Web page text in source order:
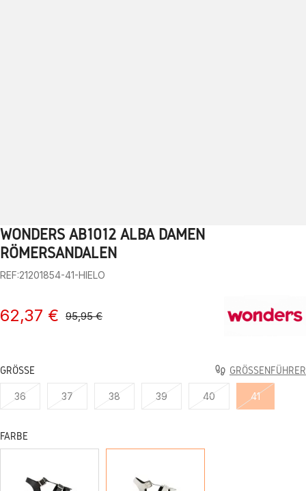
1 2 3 4 5 6 7
WONDERS AB1012 ALBA DAMEN
RÖMERSANDALEN
REF:21201854-41-HIELO
62,37 € 95,95 €
GRÖSSE GRÖSSENFÜHRER
36 37 38 39 40 41
FARBE